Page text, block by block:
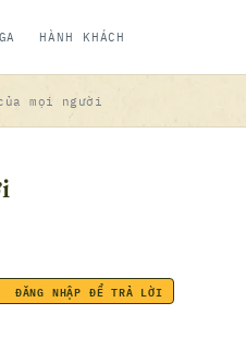
HÀNH KHÁCH
mọi người
ĐĂNG NHẬP ĐỂ TRẢ LỜI